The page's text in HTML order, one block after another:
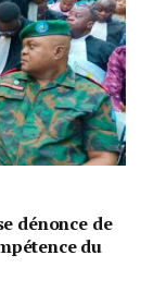
dénonce de
du